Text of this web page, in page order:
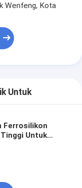
Wenfeng, Kota
Untuk
Ferrosilikon
Untuk